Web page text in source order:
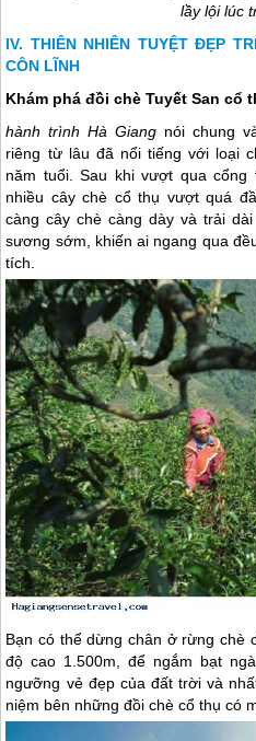
lầy lội lúc
​​​​​​​THIÊN NHIÊN TUYỆT ĐẸP
CÔN LĨNH
Khám phá đồi chè Tuyết San cổ
hành trìnhHà Giang nói chung
riêng từ lâu đã nổi tiếng với loại
năm tuổi. Sau khi vượt qua
nhiều cây chè cổ thụ vượt quá
càng cây chè càng dày và trải
sương sớm, khiến ai ngang qua
tích.
Bạn có thể dừng chân ở rừng chè
độ cao 1.500m, để ngắm bạt
ngưỡng vẻ đẹp của đất trời và
niệm bên những đồi chè cổ thụ có